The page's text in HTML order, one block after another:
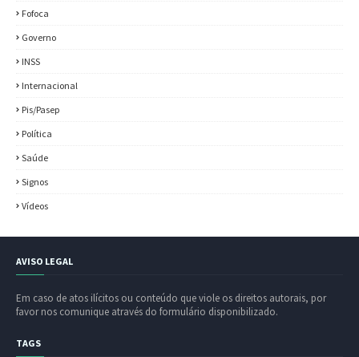
Fofoca
Governo
INSS
Internacional
Pis/Pasep
Política
Saúde
Signos
Vídeos
AVISO LEGAL
Em caso de atos ilícitos ou conteúdo que viole os direitos autorais, por
favor nos comunique através do formulário disponibilizado.
TAGS